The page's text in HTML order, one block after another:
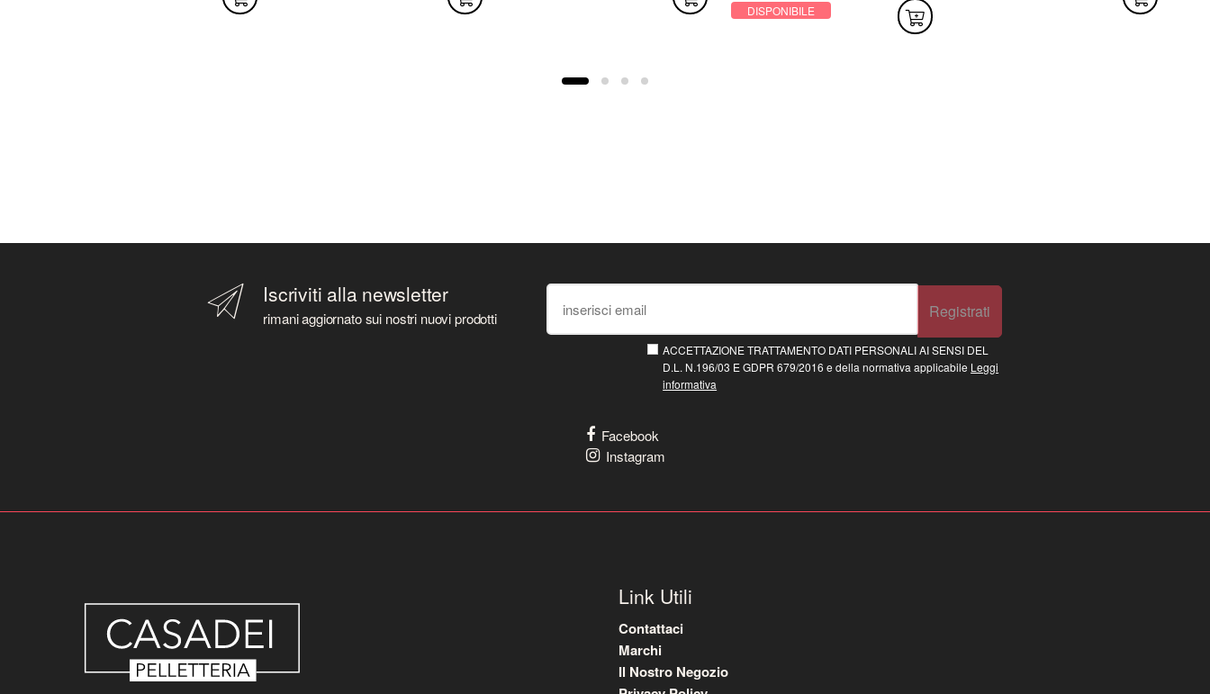
DISPONIBILE
Iscriviti alla newsletter
rimani aggiornato sui nostri nuovi prodotti Registrati
ACCETTAZIONE TRATTAMENTO DATI PERSONALI AI SENSI DEL
D.L. N.196/03 E GDPR 679/2016 e della normativa applicabile Leggi
informativa
Facebook
Instagram
Link Utili
Contattaci
Marchi
Il Nostro Negozio